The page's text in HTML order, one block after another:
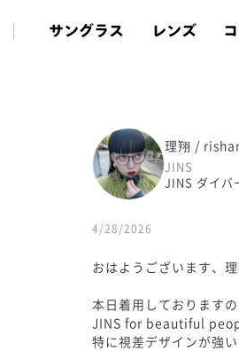
サングラス レンズ
理翔 /
JINS
JINS ダイバ
4/28/2026
おはようございます、
本日着用しておりますの
JINS for beautiful
特に視差デザインが強